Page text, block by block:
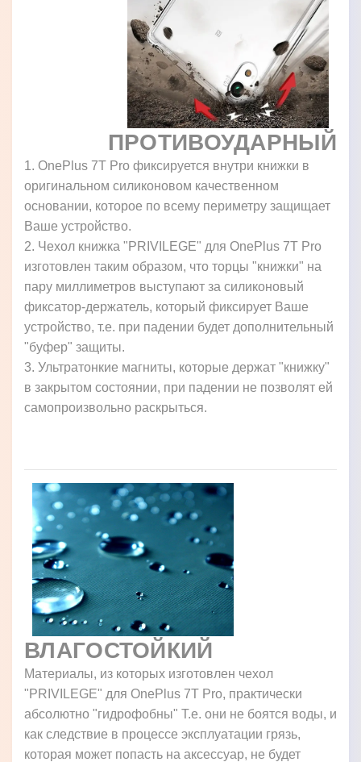
ПРОТИВОУДАРНЫЙ
1. OnePlus 7T Pro фиксируется внутри книжки в
оригинальном силиконовом качественном
основании, которое по всему периметру защищает
Ваше устройство.
2. Чехол книжка "PRIVILEGE" для OnePlus 7T Pro
изготовлен таким образом, что торцы "книжки" на
пару миллиметров выступают за силиконовый
фиксатор-держатель, который фиксирует Ваше
устройство, т.е. при падении будет дополнительный
"буфер" защиты.
3. Ультратонкие магниты, которые держат "книжку"
в закрытом состоянии, при падении не позволят ей
самопроизвольно раскрыться.
ВЛАГОСТОЙКИЙ
Материалы, из которых изготовлен чехол
"PRIVILEGE" для OnePlus 7T Pro, практически
абсолютно "гидрофобны" Т.е. они не боятся воды, и
как следствие в процессе эксплуатации грязь,
которая может попасть на аксессуар, не будет